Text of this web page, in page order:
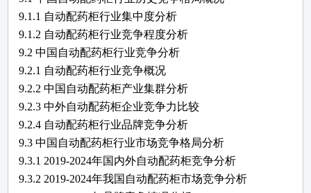
9.1.1 自动配药柜行业集中度分析
9.1.2 自动配药柜行业竞争程度分析
9.2 中国自动配药柜行业竞争分析
9.2.1 自动配药柜行业竞争概况
9.2.2 中国自动配药柜产业集群分析
9.2.3 中外自动配药柜企业竞争力比较
9.2.4 自动配药柜行业品牌竞争分析
9.3 中国自动配药柜行业市场竞争格局分析
9.3.1 2019-2024年国内外自动配药柜竞争分析
9.3.2 2019-2024年我国自动配药柜市场竞争分析